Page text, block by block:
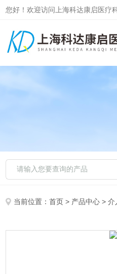
您好！欢迎访问上海科达康启医疗
当前位置：首页 > 产品中心 >介